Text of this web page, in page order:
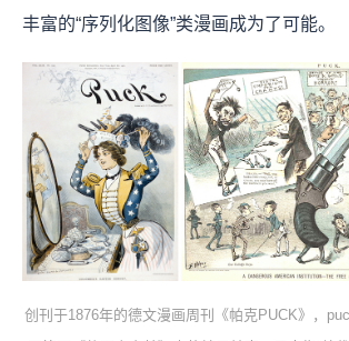
丰富的“序列化图像”类漫画成为了可能。
创刊于1876年的德文漫画周刊《帕克PUCK》，